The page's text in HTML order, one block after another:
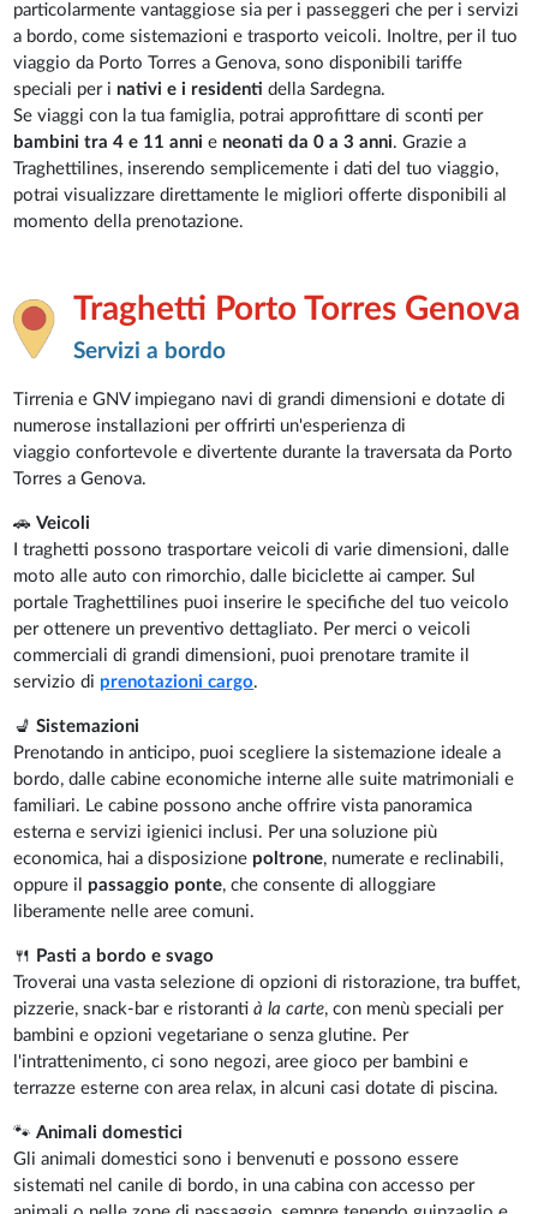
particolarmente vantaggiose sia per i passeggeri che per i servizi
a bordo, come sistemazioni e trasporto veicoli. Inoltre, per il tuo
viaggio da Porto Torres a Genova, sono disponibili tariffe
speciali per i nativi e i residentidella Sardegna.
Se viaggi con la tua famiglia, potrai approfittare di sconti per
bambini tra 4 e 11 annie neonati da 0 a 3 anni. Grazie a
Traghettilines, inserendo semplicemente i dati del tuo viaggio,
potrai visualizzare direttamente le migliori offerte disponibili al
momento della prenotazione.
Traghetti Porto Torres Genova
Servizi a bordo
Tirrenia e GNV impiegano navi di grandi dimensioni e dotate di
numerose installazioni per offrirti un'esperienza di
viaggio confortevole e divertente durante la traversata da Porto
Torres a Genova.
🚗Veicoli
I traghetti possono trasportare veicoli di varie dimensioni, dalle
moto alle auto con rimorchio, dalle biciclette ai camper. Sul
portale Traghettilines puoi inserire le specifiche del tuo veicolo
per ottenere un preventivo dettagliato. Per merci o veicoli
commerciali di grandi dimensioni, puoi prenotare tramite il
servizio di prenotazioni cargo.
💺Sistemazioni
Prenotando in anticipo, puoi scegliere la sistemazione ideale a
bordo, dalle cabine economiche interne alle suite matrimoniali e
familiari. Le cabine possono anche offrire vista panoramica
esterna e servizi igienici inclusi. Per una soluzione più
economica, hai a disposizione poltrone, numerate e reclinabili,
oppure il passaggio ponte, che consente di alloggiare
liberamente nelle aree comuni.
🍴 Pasti a bordo e svago
Troverai una vasta selezione di opzioni di ristorazione, tra buffet,
pizzerie, snack-bar e ristorantià la carte, con menù speciali per
bambini e opzioni vegetariane o senza glutine. Per
l'intrattenimento, ci sono negozi, aree gioco per bambini e
terrazze esterne con area relax, in alcuni casi dotate di piscina.
🐾Animali domestici
Gli animali domestici sono i benvenuti e possono essere
sistemati nel canile di bordo, in una cabina con accesso per